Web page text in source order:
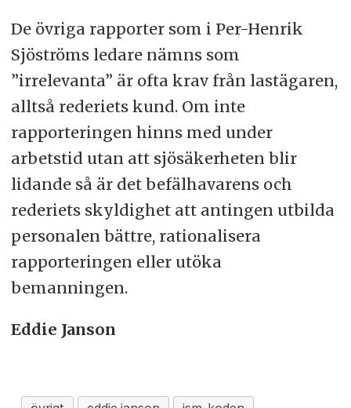
De övriga rapporter som i Per-Henrik
Sjöströms ledare nämns som
”irrelevanta” är ofta krav från lastägaren,
alltså rederiets kund. Om inte
rapporteringen hinns med under
arbetstid utan att sjösäkerheten blir
lidande så är det befälhavarens och
rederiets skyldighet att antingen utbilda
personalen bättre, rationalisera
rapporteringen eller utöka
bemanningen.
Eddie Janson